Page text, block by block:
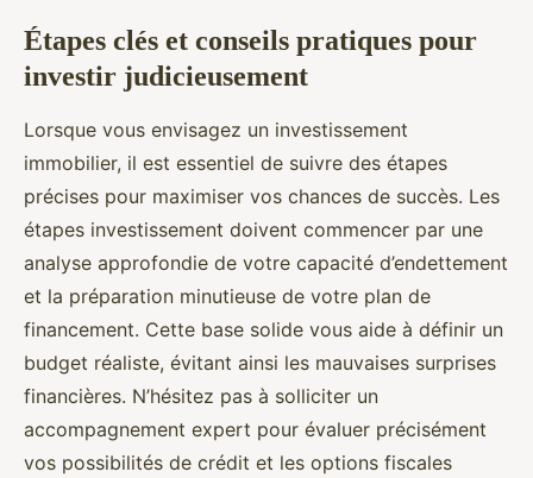
Étapes clés et conseils pratiques pour
investir judicieusement
Lorsque vous envisagez un investissement
immobilier, il est essentiel de suivre des étapes
précises pour maximiser vos chances de succès. Les
étapes investissement doivent commencer par une
analyse approfondie de votre capacité d’endettement
et la préparation minutieuse de votre plan de
financement. Cette base solide vous aide à définir un
budget réaliste, évitant ainsi les mauvaises surprises
financières. N’hésitez pas à solliciter un
accompagnement expert pour évaluer précisément
vos possibilités de crédit et les options fiscales